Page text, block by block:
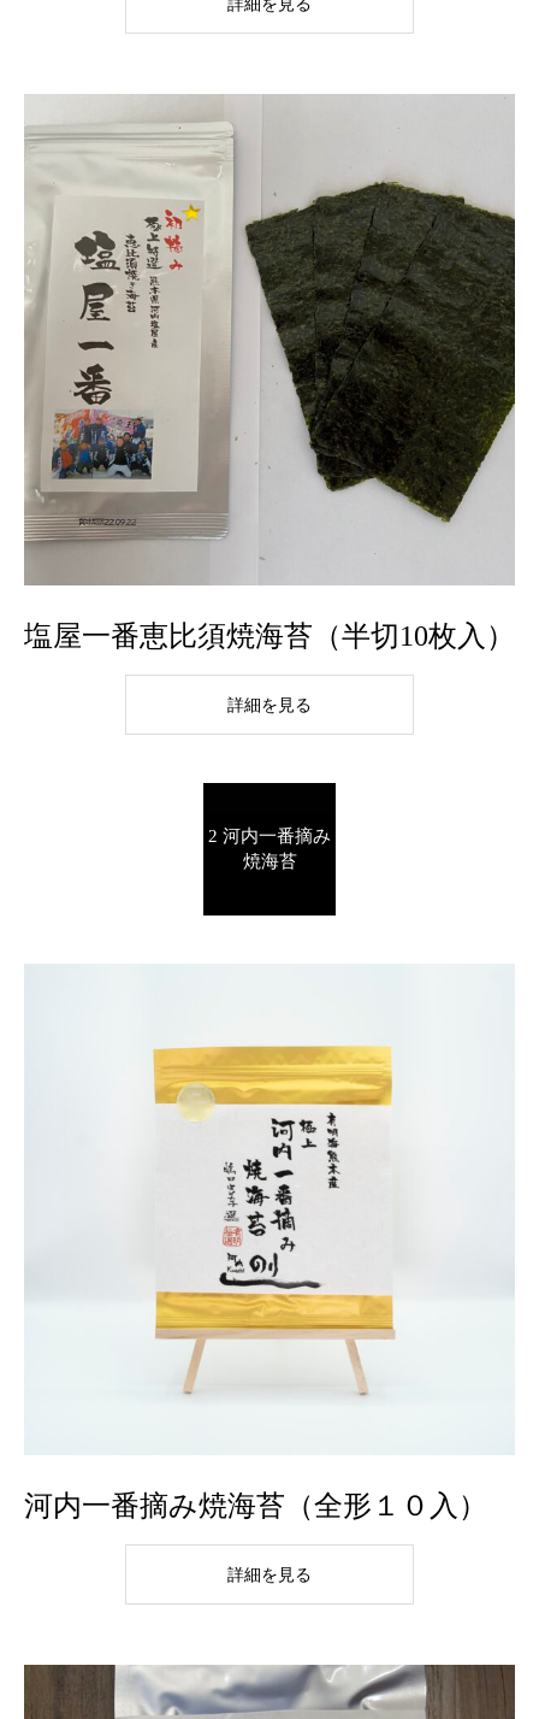
詳細を見る
塩屋一番恵比須焼海苔（半切10枚入）
詳細を見る
2 河内一番摘み
焼海苔
河内一番摘み焼海苔（全形１０入）
詳細を見る